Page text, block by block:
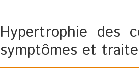
Hypertrophie des
symptômes et